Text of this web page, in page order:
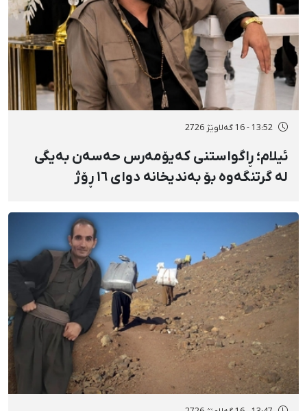
13:52 - 16 گەلاوێژ 2726
ئیلام؛ ڕاگواستنی کەیۆمەرس حەسەن بەیگی
لە گرتنگەوە بۆ بەندیخانە دوای ١٦ ڕۆژ